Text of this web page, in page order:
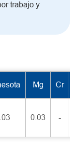
trabajo y
Mg Cr
0.03 -